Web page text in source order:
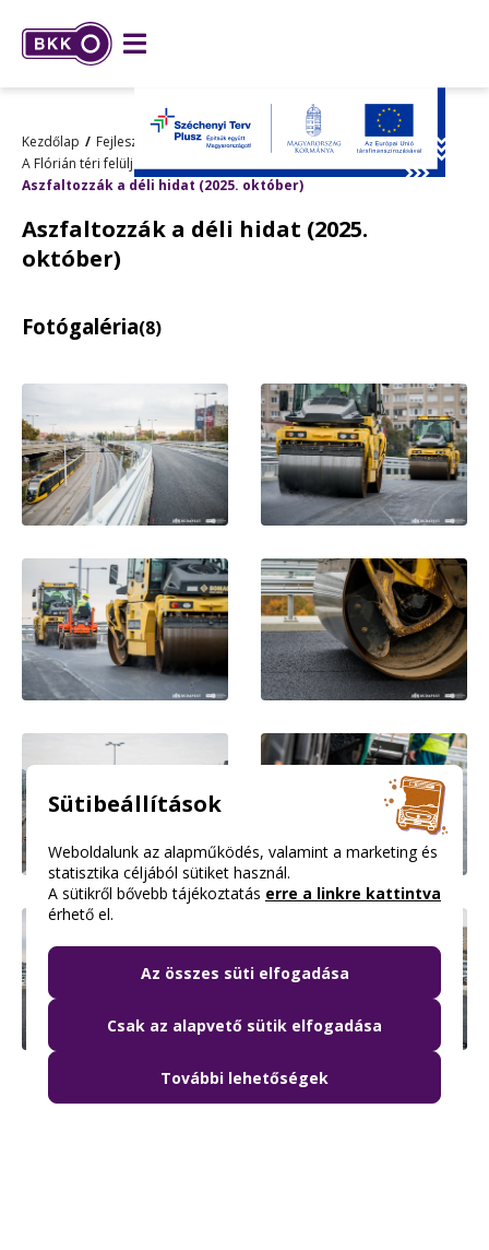
Kezdőlap Fejlesztések
Kiemelt fejlesztések
A Flórián téri felüljárók felújítása
Aszfaltozzák a déli hidat (2025. október)
Aszfaltozzák a déli hidat (2025.
október)
Fotógaléria(8)
Sütibeállítások
Weboldalunk az alapműködés, valamint a marketing és
statisztika céljából sütiket használ.
A sütikről bővebb tájékoztatás erre a linkre kattintva
érhető el.
Az összes süti elfogadása
Csak az alapvető sütik elfogadása
További lehetőségek